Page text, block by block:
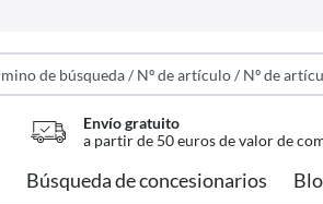
Envío gratuito
a partir de 50 euros de valor de
Búsqueda de concesionarios